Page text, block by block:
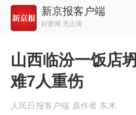
新京报客户端
好新闻 无止境
山西临汾一饭店
难7人重伤
人民日报客户端 原作者 东木